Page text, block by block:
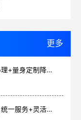
更多
400电话套餐怎么选才能省钱？免费办理+量身定制降低通信成本
办理申请400号码怎么提升企业形象？统一服务+灵活号段+高效通信